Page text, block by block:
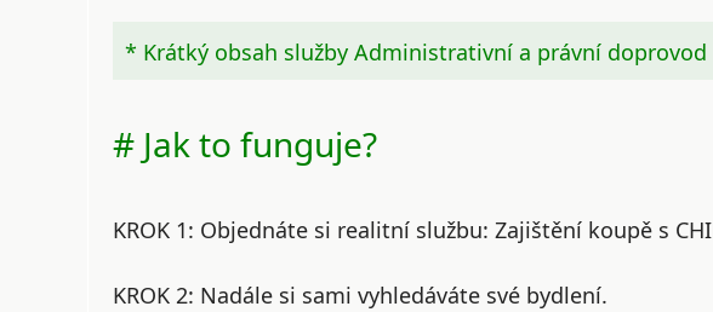
* Krátký obsah služby Administrativní a právní doprovod
# Jak to funguje?
KROK 1: Objednáte si realitní službu: Zajištění koupě s
KROK 2: Nadále si sami vyhledáváte své bydlení.